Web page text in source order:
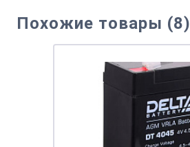
Похожие товары (8)